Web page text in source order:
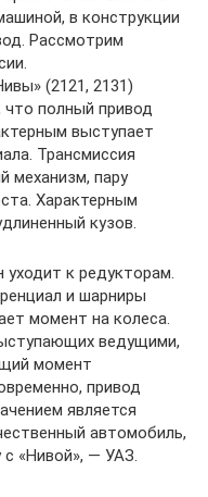
в конструкции
Рассмотрим
(2121, 2131)
что полный привод
выступает
Трансмиссия
механизм, пару
Характерным
кузов.
к редукторам.
и шарниры
момент на колеса.
ведущими,
момент
привод
является
автомобиль,
«Нивой», — УАЗ.